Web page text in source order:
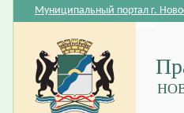
Муниципальный портал г.